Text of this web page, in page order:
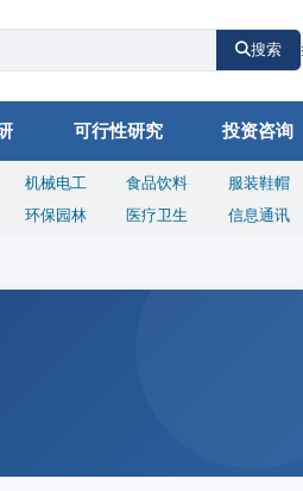
搜索
可行性研究 投资咨询
机械电工 食品饮料 服装鞋帽
环保园林 医疗卫生 信息通讯